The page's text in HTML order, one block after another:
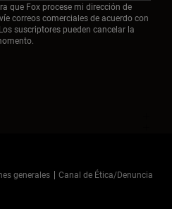
que Fox procese mi dirección de
correos comerciales de acuerdo con
suscriptores pueden cancelar la
generales
Canal de Ética/Denuncia